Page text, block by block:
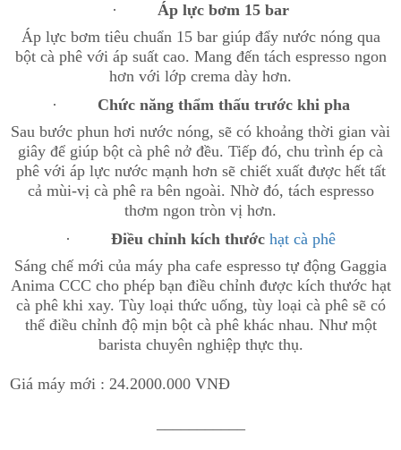
· Áp lực bơm 15 bar
Áp lực bơm tiêu chuẩn 15 bar giúp đẩy nước nóng qua
bột cà phê với áp suất cao. Mang đến tách espresso ngon
hơn với lớp crema dày hơn.
· Chức năng thẩm thấu trước khi pha
Sau bước phun hơi nước nóng, sẽ có khoảng thời gian vài
giây để giúp bột cà phê nở đều. Tiếp đó, chu trình ép cà
phê với áp lực nước mạnh hơn sẽ chiết xuất được hết tất
cả mùi-vị cà phê ra bên ngoài. Nhờ đó, tách espresso
thơm ngon tròn vị hơn.
· Điều chỉnh kích thước hạt cà phê
Sáng chế mới của máy pha cafe espresso tự động Gaggia
Anima CCC cho phép bạn điều chỉnh được kích thước hạt
cà phê khi xay. Tùy loại thức uống, tùy loại cà phê sẽ có
thể điều chỉnh độ mịn bột cà phê khác nhau. Như một
barista chuyên nghiệp thực thụ.
Giá máy mới : 24.2000.000 VNĐ